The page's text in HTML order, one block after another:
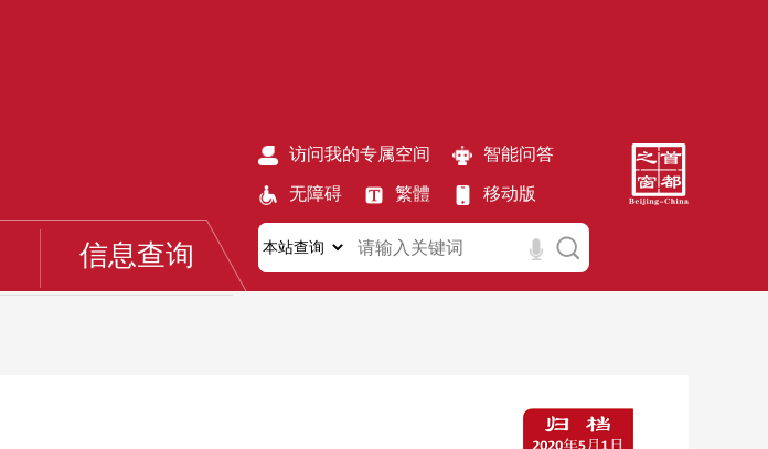
信息查询
访问我的专属空间 智能问答
无障碍 繁體 移动版